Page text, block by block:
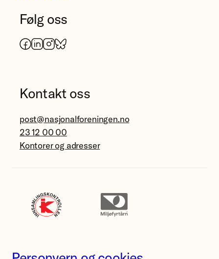
Følg oss
Facebook
LinkedIn
Instagram
Bluesky
Kontakt oss
post@nasjonalforeningen.no
23 12 00 00
Kontorer og adresser